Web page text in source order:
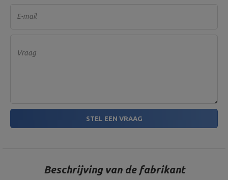
E-mail
Vraag
STEL EEN VRAAG
Beschrijving van de fabrikant